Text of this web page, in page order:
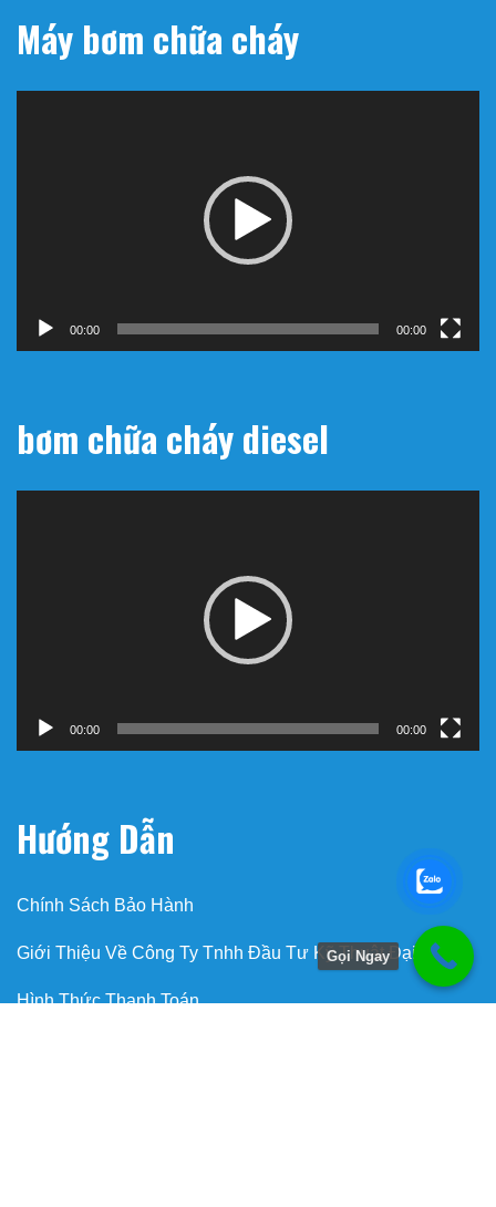
Máy bơm chữa cháy
00:00 00:00
bơm chữa cháy diesel
00:00 00:00
Hướng Dẫn
Chính Sách Bảo Hành
Giới Thiệu Về Công Ty Tnhh Đầu Tư Kỹ Thuật Đại Việt
Hình Thức Thanh Toán
Gọi Ngay